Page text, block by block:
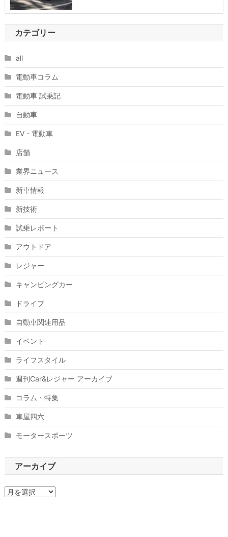
カテゴリー
all
電動車コラム
電動車 試乗記
自動車
EV・電動車
店舗
業界ニュース
新車情報
新技術
試乗レポート
アウトドア
レジャー
キャンピングカー
ドライブ
自動車関連用品
イベント
ライフスタイル
週刊Car&レジャー アーカイブ
コラム・特集
車屋四六
モータースポーツ
アーカイブ
ア